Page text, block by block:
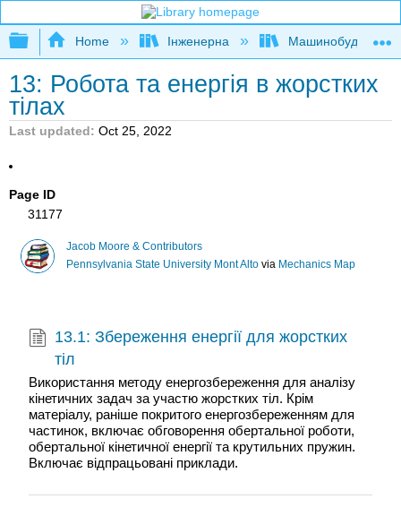
Expand/collapse global hierarchy
Home Інженерна
13: Робота та енергія в жорстких
тілах
Last updated Oct 25, 2022
Page ID
31177
Jacob Moore & Contributors
Pennsylvania State University Mont Altovia Mechanics Map
13.1: Збереження енергії для жорстких
тіл
Використання методу енергозбереження для аналізу
кінетичних задач за участю жорстких тіл. Крім
матеріалу, раніше покритого енергозбереженням для
частинок, включає обговорення обертальної роботи,
обертальної кінетичної енергії та крутильних пружин.
Включає відпрацьовані приклади.